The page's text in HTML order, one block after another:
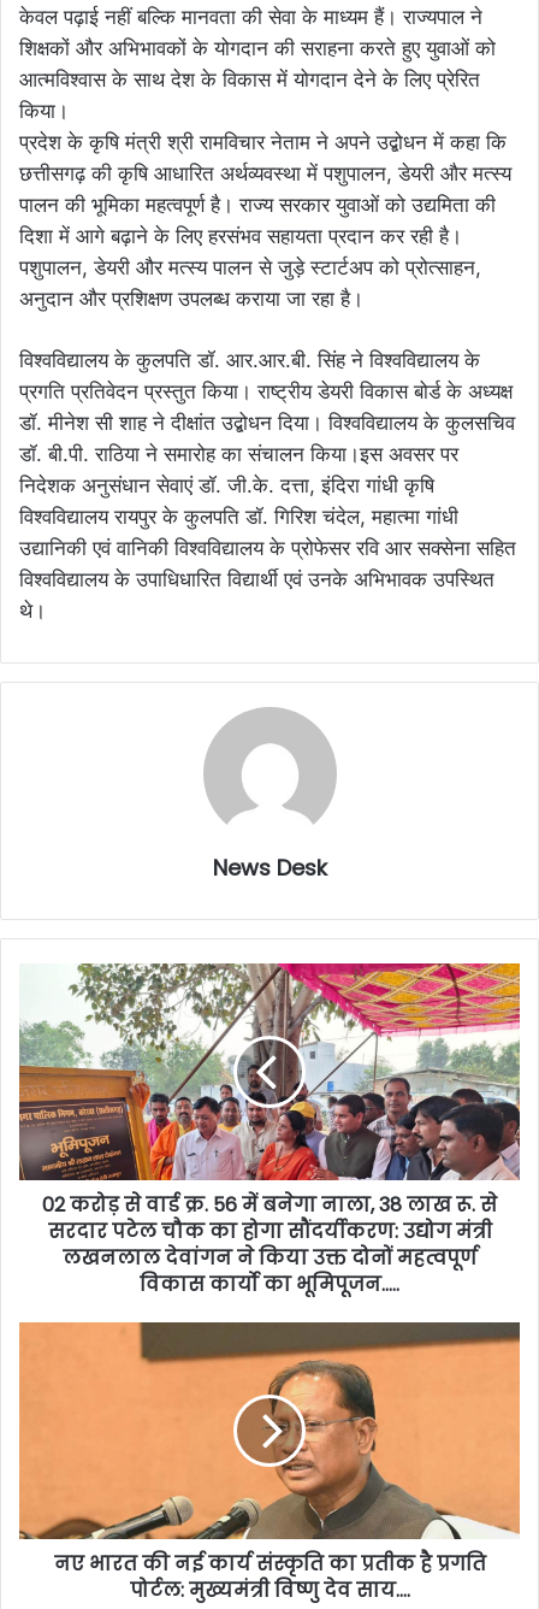
केवल पढ़ाई नहीं बल्कि मानवता की सेवा के माध्यम हैं। राज्यपाल ने
शिक्षकों और अभिभावकों के योगदान की सराहना करते हुए युवाओं को
आत्मविश्वास के साथ देश के विकास में योगदान देने के लिए प्रेरित
किया।
प्रदेश के कृषि मंत्री श्री रामविचार नेताम ने अपने उद्बोधन में कहा कि
छत्तीसगढ़ की कृषि आधारित अर्थव्यवस्था में पशुपालन, डेयरी और मत्स्य
पालन की भूमिका महत्वपूर्ण है। राज्य सरकार युवाओं को उद्यमिता की
दिशा में आगे बढ़ाने के लिए हरसंभव सहायता प्रदान कर रही है।
पशुपालन, डेयरी और मत्स्य पालन से जुड़े स्टार्टअप को प्रोत्साहन,
अनुदान और प्रशिक्षण उपलब्ध कराया जा रहा है।
विश्वविद्यालय के कुलपति डॉ. आर.आर.बी. सिंह ने विश्वविद्यालय के
प्रगति प्रतिवेदन प्रस्तुत किया। राष्ट्रीय डेयरी विकास बोर्ड के अध्यक्ष
डॉ. मीनेश सी शाह ने दीक्षांत उद्बोधन दिया। विश्वविद्यालय के कुलसचिव
डॉ. बी.पी. राठिया ने समारोह का संचालन किया।इस अवसर पर
निदेशक अनुसंधान सेवाएं डॉ. जी.के. दत्ता, इंदिरा गांधी कृषि
विश्वविद्यालय रायपुर के कुलपति डॉ. गिरिश चंदेल, महात्मा गांधी
उद्यानिकी एवं वानिकी विश्वविद्यालय के प्रोफेसर रवि आर सक्सेना सहित
विश्वविद्यालय के उपाधिधारित विद्यार्थी एवं उनके अभिभावक उपस्थित
थे।
News Desk
02 करोड़ से वार्ड क्र. 56 में बनेगा नाला, 38 लाख रू. से
सरदार पटेल चौक का होगा सौंदर्यीकरण: उद्योग मंत्री
लखनलाल देवांगन ने किया उक्त दोनों महत्वपूर्ण
विकास कार्यो का भूमिपूजन…..
नए भारत की नई कार्य संस्कृति का प्रतीक है प्रगति
पोर्टल: मुख्यमंत्री विष्णु देव साय….